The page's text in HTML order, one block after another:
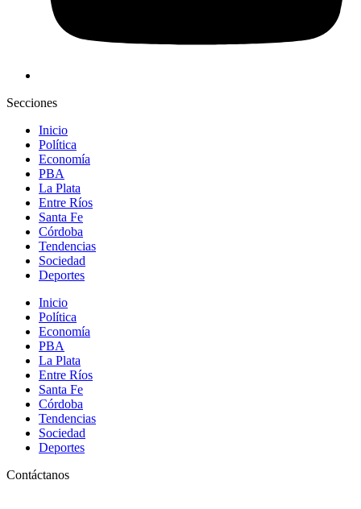
Secciones
Inicio
Política
Economía
PBA
La Plata
Entre Ríos
Santa Fe
Córdoba
Tendencias
Sociedad
Deportes
Inicio
Política
Economía
PBA
La Plata
Entre Ríos
Santa Fe
Córdoba
Tendencias
Sociedad
Deportes
Contáctanos